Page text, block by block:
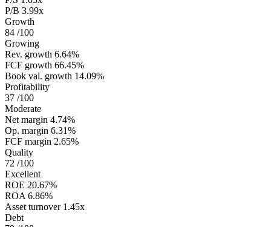
P/B 3.99x
Growth
84 /100
Growing
Rev. growth 6.64%
FCF growth 66.45%
Book val. growth 14.09%
Profitability
37 /100
Moderate
Net margin 4.74%
Op. margin 6.31%
FCF margin 2.65%
Quality
72 /100
Excellent
ROE 20.67%
ROA 6.86%
Asset turnover 1.45x
Debt